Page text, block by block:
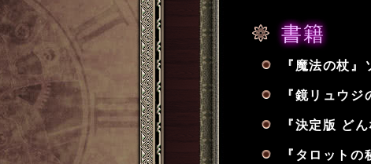
書籍
『魔法の杖
『鏡リュウ
『決定版 ど
『タロットの